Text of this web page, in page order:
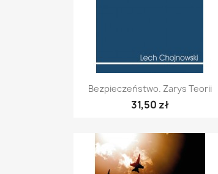
Szybki podgląd
Bezpieczeństwo. Zarys Teorii
31,50 zł